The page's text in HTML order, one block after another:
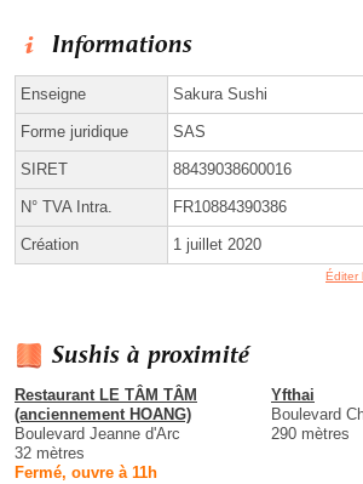
Informations
Enseigne Sakura Sushi
Forme juridique SAS
SIRET 88439038600016
N° TVA Intra. FR10884390386
Création 1 juillet 2020
Éditer
Sushis à proximité
Restaurant LE TÂM TÂM
(anciennement HOANG)
Boulevard Jeanne d'Arc
32 mètres
Fermé, ouvre à 11h
Yfthai
Boulevard
290 mètres